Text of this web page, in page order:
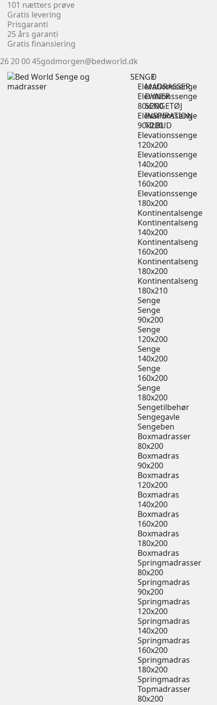
101 nætters prøve
Gratis levering
Prisgaranti
25 års garanti
Gratis finansiering
26 20 00 45godmorgen@bedworld.dk
SENGE
Elevationssenge
Elevationssenge
80x200
Elevationssenge
90x200
Elevationssenge
120x200
Elevationssenge
140x200
Elevationssenge
160x200
Elevationssenge
180x200
Kontinentalsenge
Kontinentalseng
140x200
Kontinentalseng
160x200
Kontinentalseng
180x200
Kontinentalseng
180x210
Senge
Senge
90x200
Senge
120x200
Senge
140x200
Senge
160x200
Senge
180x200
Sengetilbehør
Sengegavle
Sengeben
MADRASSER
Boxmadrasser
80x200
Boxmadras
90x200
Boxmadras
120x200
Boxmadras
140x200
Boxmadras
160x200
Boxmadras
180x200
Boxmadras
Springmadrasser
80x200
Springmadras
90x200
Springmadras
120x200
Springmadras
140x200
Springmadras
160x200
Springmadras
180x200
Springmadras
Topmadrasser
80x200
DYNER
SENGETØJ
INSPIRATION
TILBUD
0